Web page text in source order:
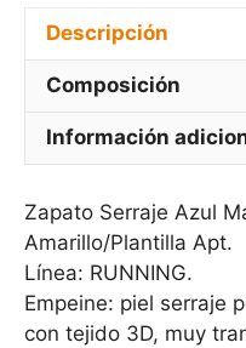
Descripción
Composición
Información
Zapato Serraje Azul
Amarillo/Plantilla Apt.
Línea: RUNNING.
Empeine: piel serraje
con tejido 3D, muy